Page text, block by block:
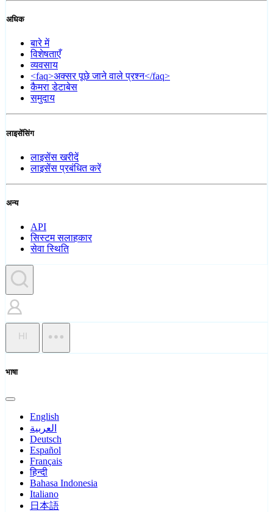
अधिक
बारे में
विशेषताएँ
व्यवसाय
<faq>अक्सर पूछे जाने वाले प्रश्न</faq>
कैमरा डेटाबेस
समुदाय
लाइसेंसिंग
लाइसेंस खरीदें
लाइसेंस प्रबंधित करें
अन्य
API
सिस्टम सलाहकार
सेवा स्थिति
HI
भाषा
English
العربية
Deutsch
Español
Français
हिन्दी
Bahasa Indonesia
Italiano
日本語